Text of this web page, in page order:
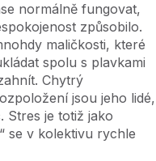
normálně fungovat,
způsobilo.
maličkosti, které
spolu s plavkami
Chytrý
jsou jeho lidé,
Stres je totiž jako
se v kolektivu rychle